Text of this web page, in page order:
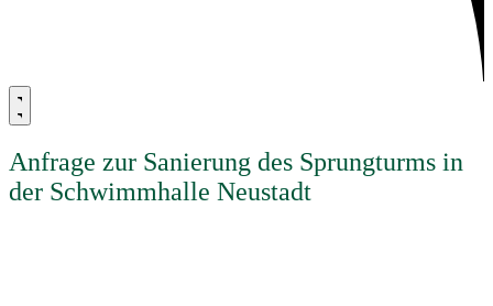
Anfrage zur Sanierung des Sprungturms in
der Schwimmhalle Neustadt